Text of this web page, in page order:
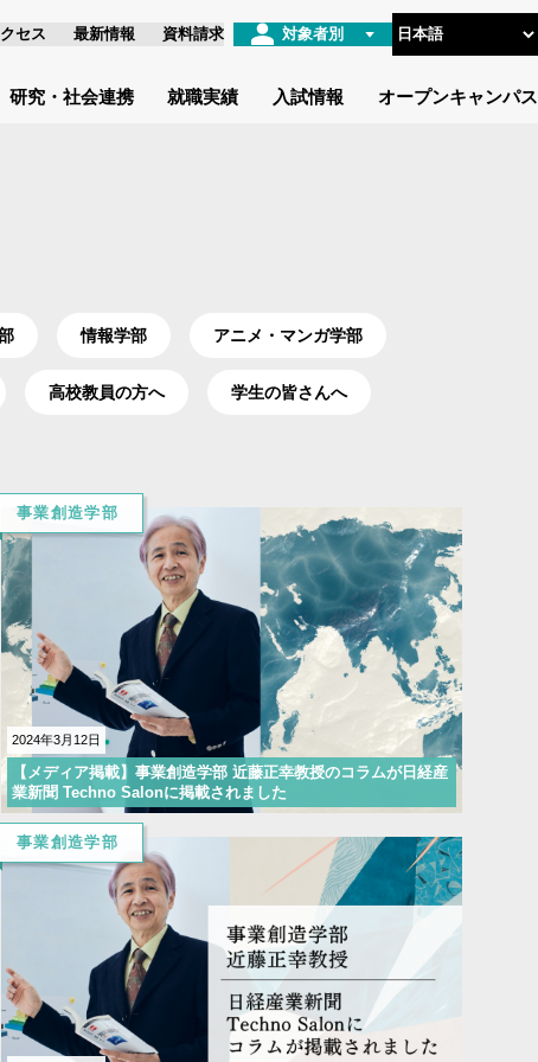
セス 最新情報 資料請求 対象者別
研究・社会連携 就職実績 入試情報 オープンキャンパス
情報学部 アニメ・マンガ学部
高校教員の方へ 学生の皆さんへ
2024年3月12日
事業創造学部
【メディア掲載】事業創造学部 近藤正幸教授のコラムが日経産
業新聞 Techno Salonに掲載されました
事業創造学部